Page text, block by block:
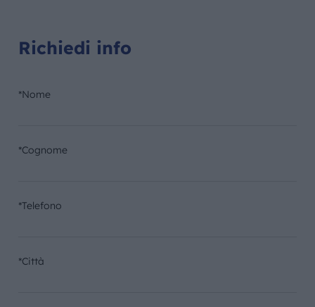
Richiedi info
*Nome
*Cognome
*Telefono
*Città